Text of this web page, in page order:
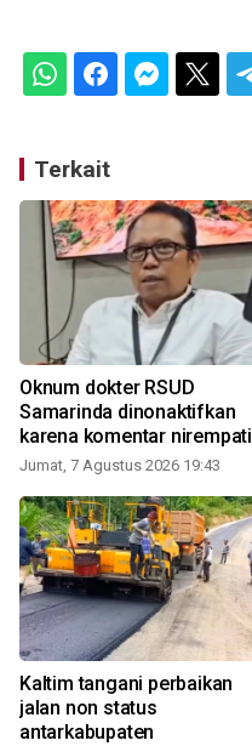
Terkait
Oknum dokter RSUD
Samarinda dinonaktifkan
karena komentar nirempati
Jumat, 7 Agustus 2026 19:43
Kaltim tangani perbaikan
jalan non status
antarkabupaten